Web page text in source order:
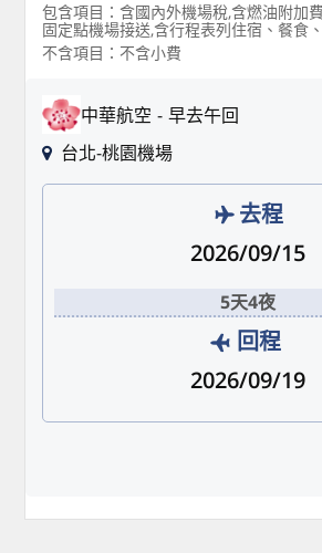
包含項目：含國內外機場稅,含燃油附加
固定點機場接送,含行程表列住宿、餐食
不含項目：不含小費
中華航空
早去午回
台北-桃園機場
去程
2026/09/15
5天4夜
回程
2026/09/19